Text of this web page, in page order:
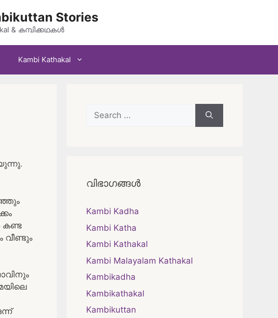
Stories
& കമ്പിക്കഥകൾ
Kambi Kathakal
കണ്ട
Search
for:
വിഭാഗങ്ങൾ
Kambi Kadha
Kambi Katha
Kambi Kathakal
Kambi Malayalam Kathakal
Kambikadha
Kambikathakal
Kambikuttan